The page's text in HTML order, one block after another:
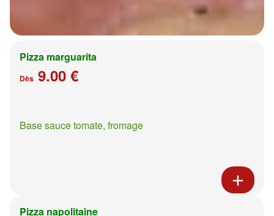
Pizza marguarita
Dès 9.00 €
Base sauce tomate, fromage
Pizza napolitaine